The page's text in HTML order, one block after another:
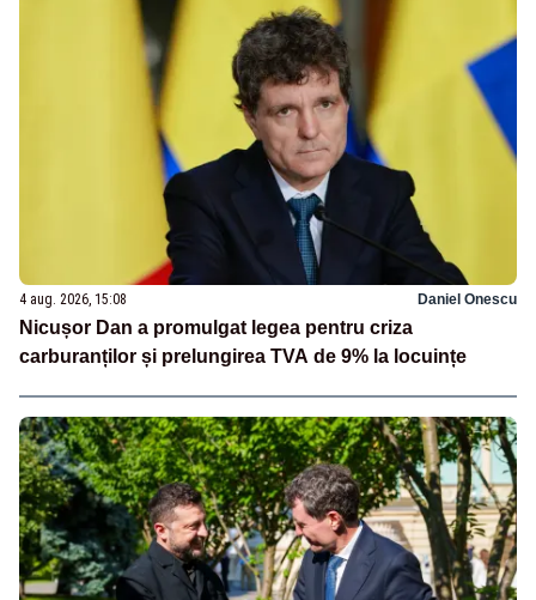
4 aug. 2026, 15:08 Daniel Onescu
Nicușor Dan a promulgat legea pentru criza
carburanților și prelungirea TVA de 9% la locuințe